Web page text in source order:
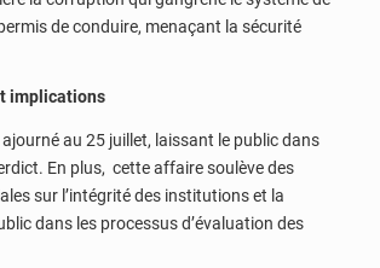
de conduire, menaçant la sécurité
implications
ajourné au 25 juillet, laissant le public dans
En plus, cette affaire soulève des
sur l’intégrité des institutions et la
dans les processus d’évaluation des